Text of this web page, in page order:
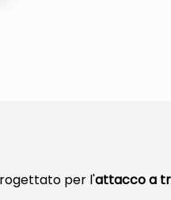
per l'attacco a